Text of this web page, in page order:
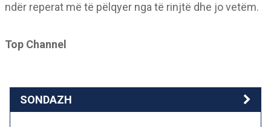
ndër reperat më të pëlqyer nga të rinjtë dhe jo vetëm.
Top Channel
SONDAZH